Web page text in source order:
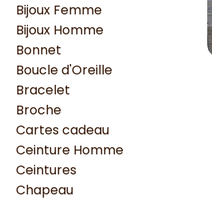
Bijoux Femme
Bijoux Homme
Bonnet
Boucle d'Oreille
Bracelet
Broche
Cartes cadeau
Ceinture Homme
Ceintures
Chapeau